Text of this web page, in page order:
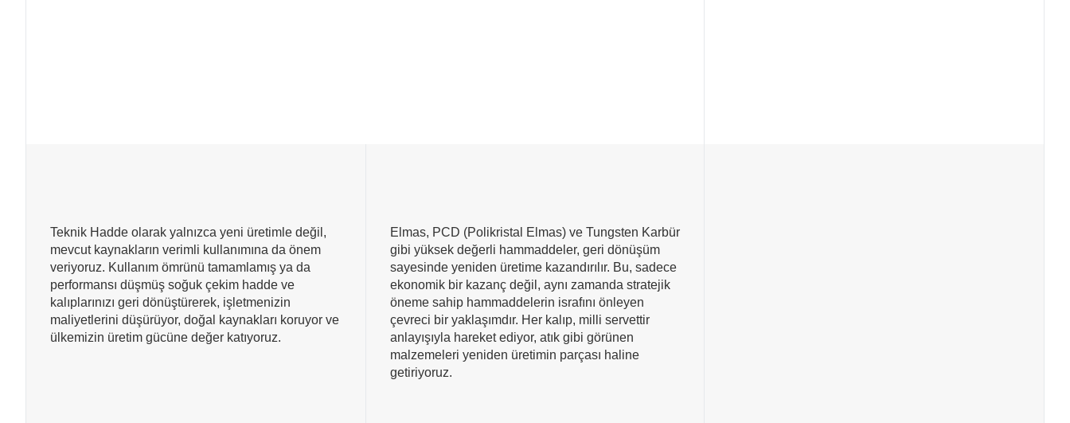
Teknik Hadde olarak yalnızca yeni üretimle değil,
mevcut kaynakların verimli kullanımına da önem
veriyoruz. Kullanım ömrünü tamamlamış ya da
performansı düşmüş soğuk çekim hadde ve
kalıplarınızı geri dönüştürerek, işletmenizin
maliyetlerini düşürüyor, doğal kaynakları koruyor ve
ülkemizin üretim gücüne değer katıyoruz.
Elmas, PCD (Polikristal Elmas) ve Tungsten Karbür
gibi yüksek değerli hammaddeler, geri dönüşüm
sayesinde yeniden üretime kazandırılır. Bu, sadece
ekonomik bir kazanç değil, aynı zamanda stratejik
öneme sahip hammaddelerin israfını önleyen
çevreci bir yaklaşımdır. Her kalıp, milli servettir
anlayışıyla hareket ediyor, atık gibi görünen
malzemeleri yeniden üretimin parçası haline
getiriyoruz.